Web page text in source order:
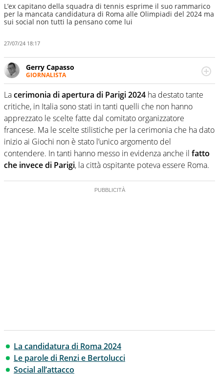
L’ex capitano della squadra di tennis esprime il suo rammarico
per la mancata candidatura di Roma alle Olimpiadi del 2024 ma
sui social non tutti la pensano come lui
27/07/24 18:17
Gerry Capasso
GIORNALISTA
Per lui gli sport americani non hanno segreti: basket,
football, baseball e la capacità innata di trovare la notizia
dove altri non vedono granché
Lacerimonia di apertura di Parigi 2024 ha destato tante
critiche, in Italia sono stati in tanti quelli che non hanno
apprezzato le scelte fatte dal comitato organizzatore
francese. Ma le scelte stilistiche per la cerimonia che ha dato
inizio ai Giochi non è stato l’unico argomento del
contendere. In tanti hanno messo in evidenza anche il fatto
che invece di Parigi, la città ospitante poteva essere Roma.
La candidatura di Roma 2024
Le parole di Renzi e Bertolucci
Social all’attacco